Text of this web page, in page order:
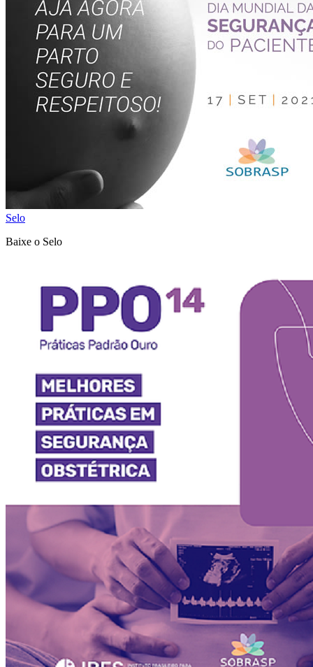
Selo
Baixe o Selo